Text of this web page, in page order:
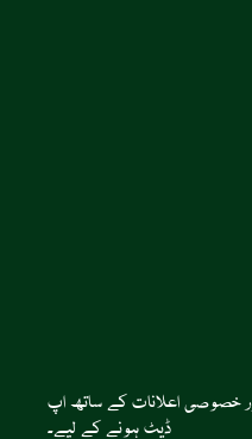
خصوصی اعلانات کے ساتھ اپ
ڈیٹ ہونے کے لیے۔